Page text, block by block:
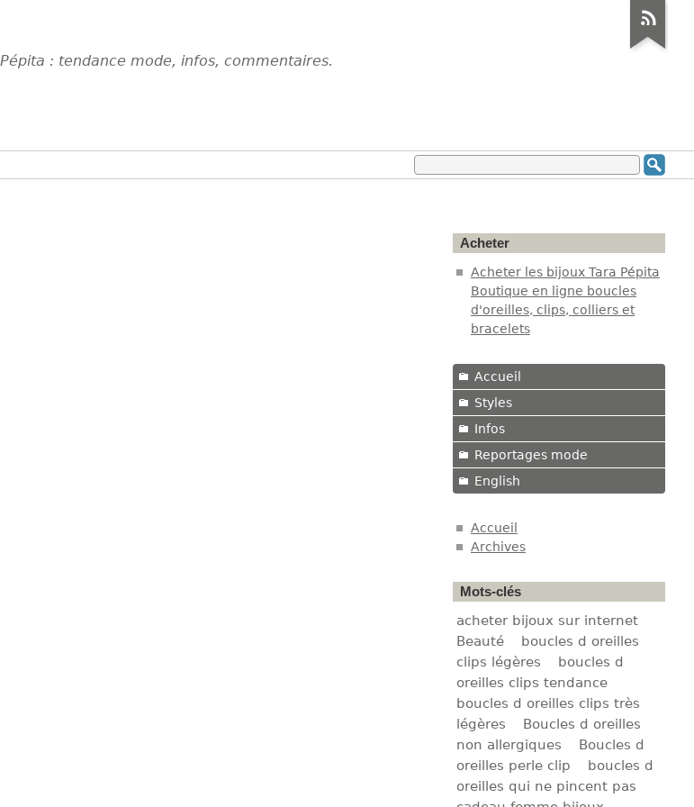
: tendance mode, infos, commentaires.
Acheter
Acheter les bijoux Tara Pépita
Boutique en ligne boucles
d'oreilles, clips, colliers et
bracelets
Accueil
Styles
Infos
Reportages mode
English
Accueil
Archives
Mots-clés
acheter bijoux sur internet
Beauté
boucles d oreilles
clips légères
boucles d
oreilles clips tendance
boucles d oreilles clips très
légères
Boucles d oreilles
non allergiques
Boucles d
oreilles perle clip
boucles d
oreilles qui ne pincent pas